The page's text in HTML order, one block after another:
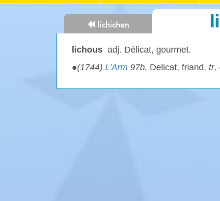
lichichen
lichous adj. Délicat, gourmet.
●(1744) L'Arm 97b. Delicat, friand, tr.